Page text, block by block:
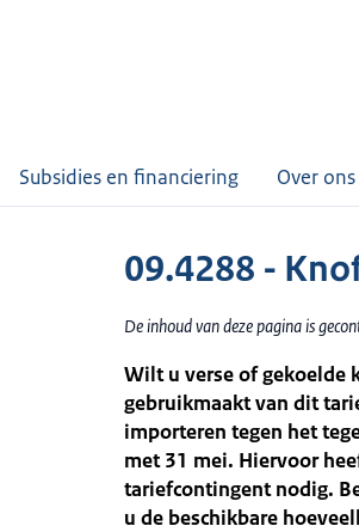
Subsidies en financiering Over ons
09.4288 -
De inhoud van deze pagina is
Wilt u verse of gekoelde
gebruikmaakt van dit
importeren tegen het
met 31 mei. Hiervoor
tariefcontingent nodig.
u de beschikbare